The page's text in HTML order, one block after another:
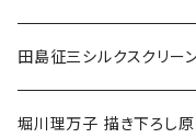
小学高学年〜
中高生〜
3〜5歳〜
小学低学年〜
田島征三シルクスクリー
堀川理万子 描き下ろし